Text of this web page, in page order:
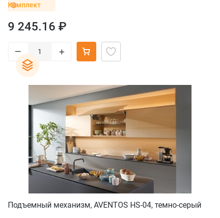
Комплект
9 245.16 ₽
– +
Подъемный механизм, AVENTOS HS-04, темно-серый